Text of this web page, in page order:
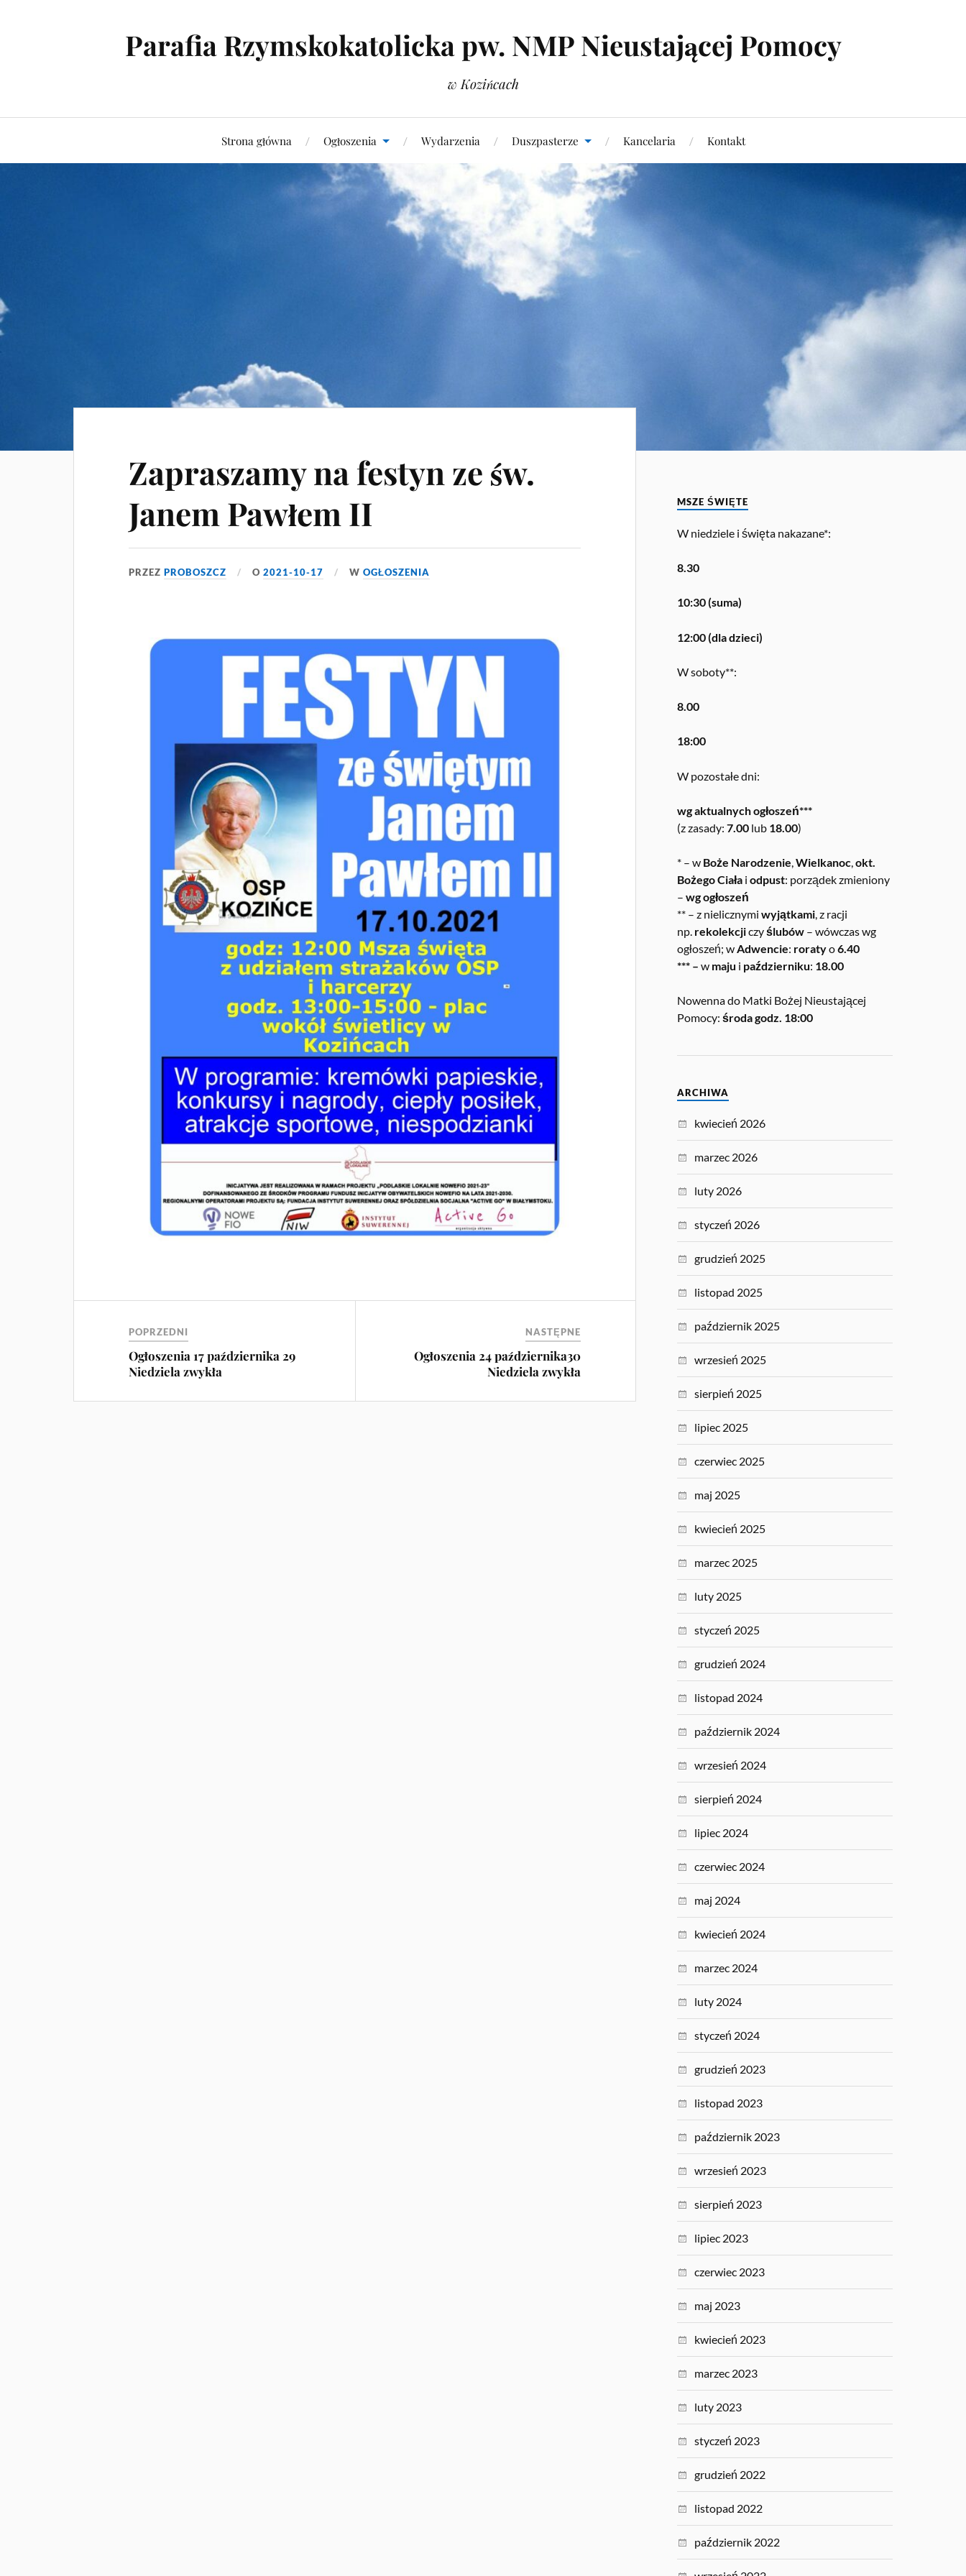
Parafia Rzymskokatolicka pw. NMP Nieustającej Pomocy
w Kozińcach
Strona główna Ogłoszenia Wydarzenia Duszpasterze Kancelaria Kontakt
Zapraszamy na festyn ze św.
Janem Pawłem II
PRZEZPROBOSZCZ O2021-10-17 WOGŁOSZENIA
POPRZEDNI
Ogłoszenia 17 października 29
Niedziela zwykła
NASTĘPNE
Ogłoszenia 24 października30
Niedziela zwykła
MSZE ŚWIĘTE
W niedziele i święta nakazane*:
8.30
10:30 (suma)
12:00 (dla dzieci)
W soboty**:
8.00
18:00
W pozostałe dni:
wg aktualnych ogłoszeń***
(z zasady:7.00 lub 18.00)
* – w Boże Narodzenie,Wielkanoc,okt.
Bożego Ciała iodpust: porządek zmieniony
–wg ogłoszeń
** – z nielicznymiwyjątkami, z racji
np. rekolekcjiczyślubów – wówczas wg
ogłoszeń; wAdwencie: roratyo6.40
*** –w maju i październiku: 18.00
Nowenna do Matki Bożej Nieustającej
Pomocy:środa godz. 18:00
ARCHIWA
kwiecień 2026
marzec 2026
luty 2026
styczeń 2026
grudzień 2025
listopad 2025
październik 2025
wrzesień 2025
sierpień 2025
lipiec 2025
czerwiec 2025
maj 2025
kwiecień 2025
marzec 2025
luty 2025
styczeń 2025
grudzień 2024
listopad 2024
październik 2024
wrzesień 2024
sierpień 2024
lipiec 2024
czerwiec 2024
maj 2024
kwiecień 2024
marzec 2024
luty 2024
styczeń 2024
grudzień 2023
listopad 2023
październik 2023
wrzesień 2023
sierpień 2023
lipiec 2023
czerwiec 2023
maj 2023
kwiecień 2023
marzec 2023
luty 2023
styczeń 2023
grudzień 2022
listopad 2022
październik 2022